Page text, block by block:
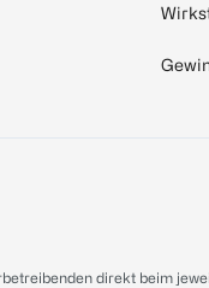
direkt beim